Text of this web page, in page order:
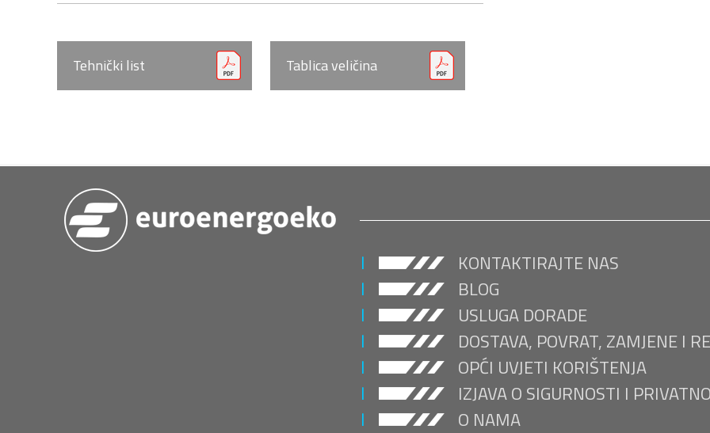
Tehnički list Tablica veličina
KONTAKTIRAJTE NAS
BLOG
USLUGA DORADE
DOSTAVA, POVRAT, ZAMJENE I
OPĆI UVJETI KORIŠTENJA
IZJAVA O SIGURNOSTI I
O NAMA